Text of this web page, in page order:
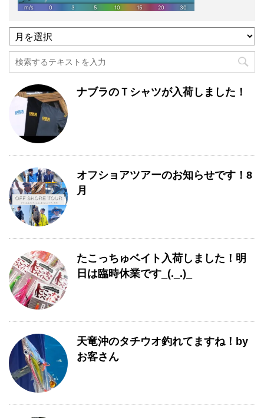
過
去
記
事
別
ナブラのＴシャツが入荷しました！
オフショアツアーのお知らせです！8
月
たこっちゅベイト入荷しました！明
日は臨時休業です_(._.)_
天竜沖のタチウオ釣れてますね！by
お客さん